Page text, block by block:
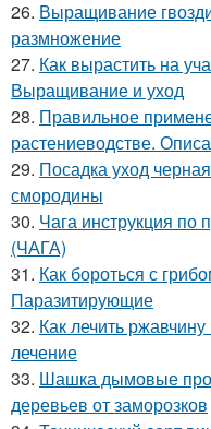
26. Выращивание
размножение
27. Как вырастить на
Выращивание и уход
28. Правильное
растениеводстве.
29. Посадка уход
смородины
30. Чага инструкция
(ЧАГА)
31. Как бороться с
Паразитирующие
32. Как лечить
лечение
33. Шашка дымовые
деревьев от заморозков